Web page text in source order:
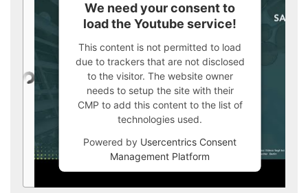
We need your consent to
load the Youtube service!
This content is not permitted to load
due to trackers that are not disclosed
to the visitor. The website owner
needs to setup the site with their
CMP to add this content to the list of
technologies used.
Powered by Usercentrics Consent
Management Platform